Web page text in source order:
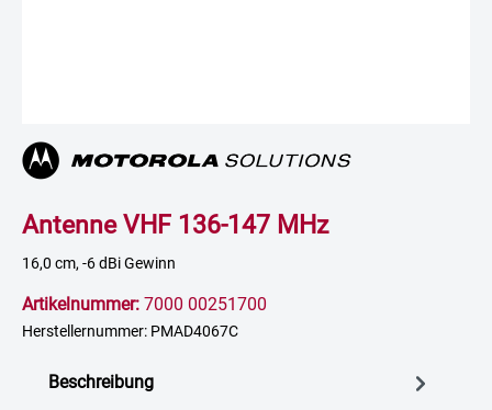
Antenne VHF 136-147 MHz
16,0 cm, -6 dBi Gewinn
Artikelnummer: 7000 00251700
Herstellernummer: PMAD4067C
Beschreibung